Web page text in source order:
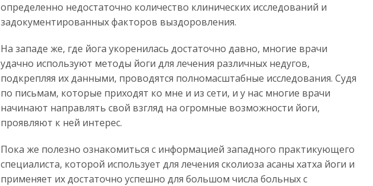
определенно недостаточно количество клинических исследований и
задокументированных факторов выздоровления.
На западе же, где йога укоренилась достаточно давно, многие врачи
удачно используют методы йоги для лечения различных недугов,
подкрепляя их данными, проводятся полномасштабные исследования. Судя
по письмам, которые приходят ко мне и из сети, и у нас многие врачи
начинают направлять свой взгляд на огромные возможности йоги,
проявляют к ней интерес.
Пока же полезно ознакомиться с информацией западного практикующего
специалиста, которой использует для лечения сколиоза асаны хатха йоги и
применяет их достаточно успешно для большом числа больных с